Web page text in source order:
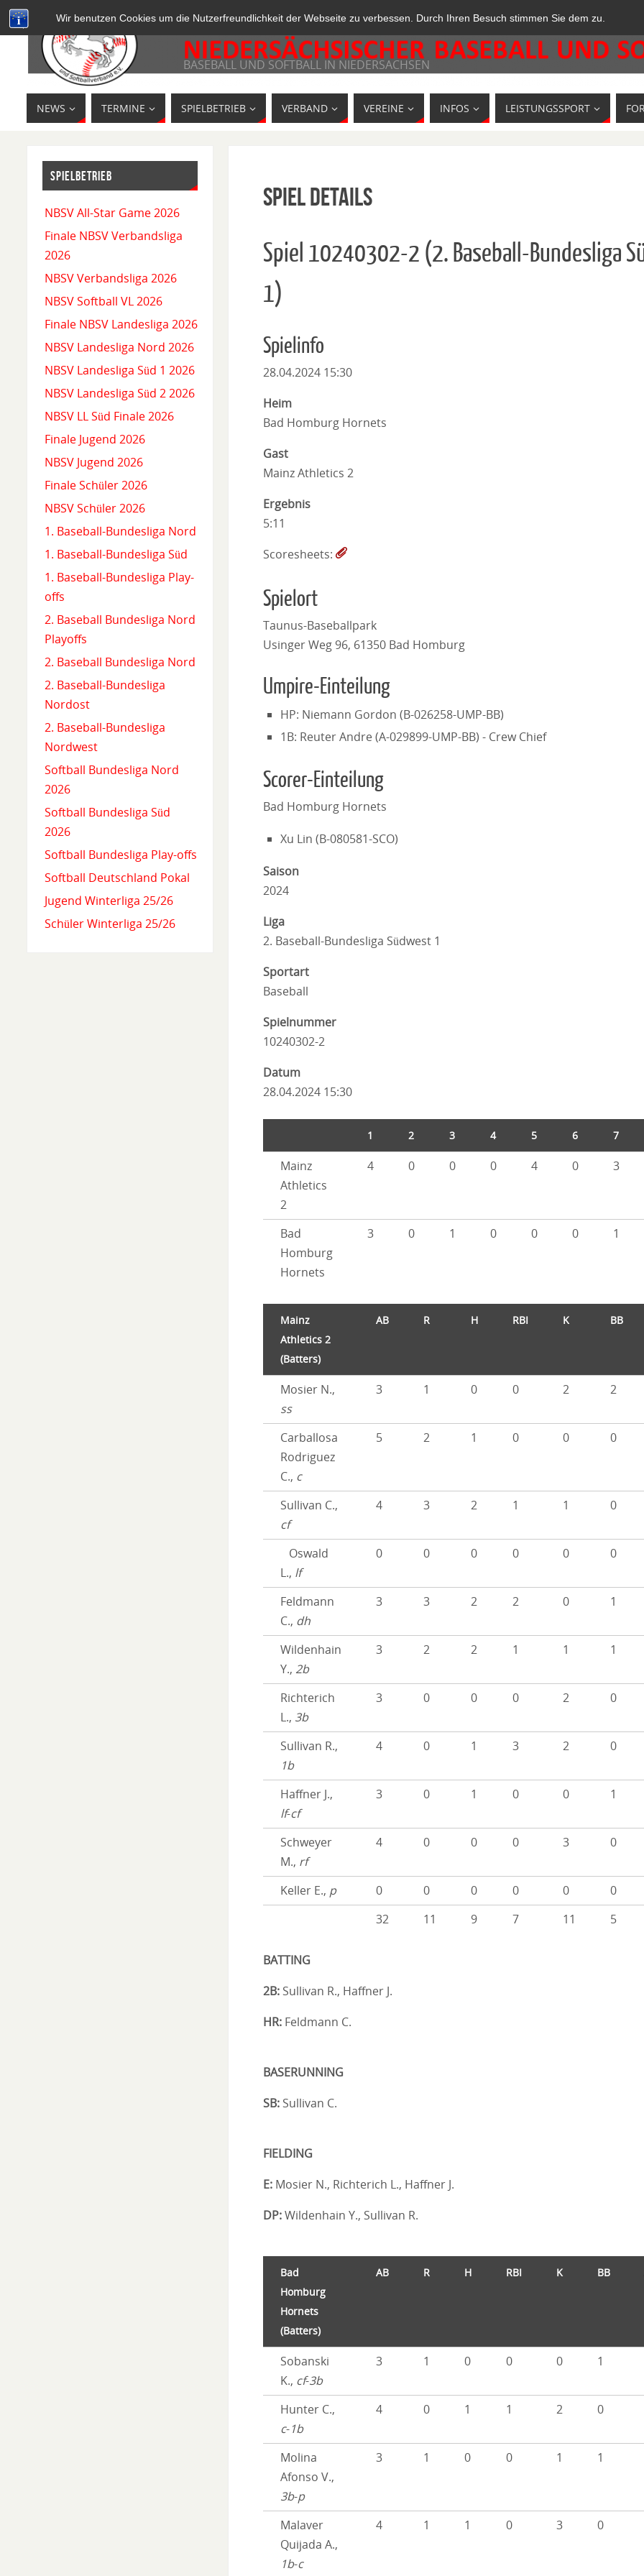
Wir benutzen Cookies um die Nutzerfreundlichkeit der Webseite zu verbessen. Durch Ihren Besuch stimmen Sie dem zu.
BASEBALL UND SOFTBALL IN NIEDERSACHSEN
NEWS TERMINE SPIELBETRIEB VERBAND VEREINE INFOS LEISTUNGSSPORT
Spiel Details
Spiel 10240302-2 (2. Baseball-Bundesliga
1)
Spielinfo
28.04.2024 15:30
Heim
Bad Homburg Hornets
Gast
Mainz Athletics 2
Ergebnis
5:11
Scoresheets:
Spielort
Taunus-Baseballpark
Usinger Weg 96, 61350 Bad Homburg
Umpire-Einteilung
HP: Niemann Gordon (B-026258-UMP-BB)
1B: Reuter Andre (A-029899-UMP-BB) - Crew Chief
Scorer-Einteilung
Bad Homburg Hornets
Xu Lin (B-080581-SCO)
Saison
2024
Liga
2. Baseball-Bundesliga Südwest 1
Sportart
Baseball
Spielnummer
10240302-2
Datum
28.04.2024 15:30
1 2 3 4 5 6 7
Mainz
Athletics
2
4 0 0 0 4 0 3
Bad
Homburg
Hornets
3 0 1 0 0 0 1
Mainz
Athletics 2
(Batters)
AB R H RBI K BB
Mosier N.,
ss
3 1 0 0 2 2
Carballosa
Rodriguez
C., c
5 2 1 0 0 0
Sullivan C.,
cf
4 3 2 1 1 0
Oswald
L., lf
0 0 0 0 0 0
Feldmann
C., dh
3 3 2 2 0 1
Wildenhain
Y., 2b
3 2 2 1 1 1
Richterich
L., 3b
3 0 0 0 2 0
Sullivan R.,
1b
4 0 1 3 2 0
Haffner J.,
lf-cf
3 0 1 0 0 1
Schweyer
M., rf
4 0 0 0 3 0
Keller E., p 0 0 0 0 0 0
32
11 9 7 11 5
BATTING
2B: Sullivan R., Haffner J.
HR: Feldmann C.
BASERUNNING
SB: Sullivan C.
FIELDING
E: Mosier N., Richterich L., Haffner J.
DP:Wildenhain Y., Sullivan R.
Bad
Homburg
Hornets
(Batters)
AB R H RBI K BB
Sobanski
K., cf-3b
3 1 0 0 0 1
Hunter C.,
c-1b
4 0 1 1 2 0
Molina
Afonso V.,
3b-p
3 1 0 0 1 1
Malaver
Quijada A.,
1b-c
4 1 1 0 3 0
SPIELBETRIEB
NBSV All-Star Game 2026
Finale NBSV Verbandsliga
2026
NBSV Verbandsliga 2026
NBSV Softball VL 2026
Finale NBSV Landesliga 2026
NBSV Landesliga Nord 2026
NBSV Landesliga Süd 1 2026
NBSV Landesliga Süd 2 2026
NBSV LL Süd Finale 2026
Finale Jugend 2026
NBSV Jugend 2026
Finale Schüler 2026
NBSV Schüler 2026
1. Baseball-Bundesliga Nord
1. Baseball-Bundesliga Süd
1. Baseball-Bundesliga Play-
offs
2. Baseball Bundesliga Nord
Playoffs
2. Baseball Bundesliga Nord
2. Baseball-Bundesliga
Nordost
2. Baseball-Bundesliga
Nordwest
Softball Bundesliga Nord
2026
Softball Bundesliga Süd
2026
Softball Bundesliga Play-offs
Softball Deutschland Pokal
Jugend Winterliga 25/26
Schüler Winterliga 25/26